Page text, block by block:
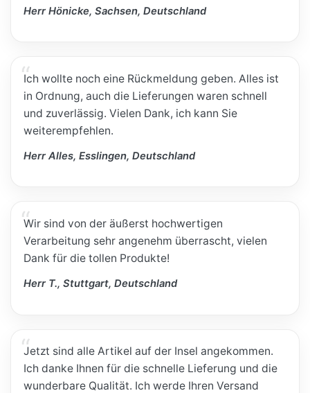
Herr Hönicke, Sachsen, Deutschland
Ich wollte noch eine Rückmeldung geben. Alles ist
in Ordnung, auch die Lieferungen waren schnell
und zuverlässig. Vielen Dank, ich kann Sie
weiterempfehlen.
Herr Alles, Esslingen, Deutschland
Wir sind von der äußerst hochwertigen
Verarbeitung sehr angenehm überrascht, vielen
Dank für die tollen Produkte!
Herr T., Stuttgart, Deutschland
Jetzt sind alle Artikel auf der Insel angekommen.
Ich danke Ihnen für die schnelle Lieferung und die
wunderbare Qualität. Ich werde Ihren Versand